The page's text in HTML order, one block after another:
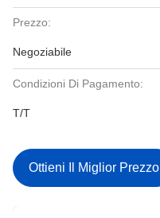
Prezzo:
Negoziabile
Condizioni Di Pagamento:
T/T
Ottieni Il Miglior Prezzo